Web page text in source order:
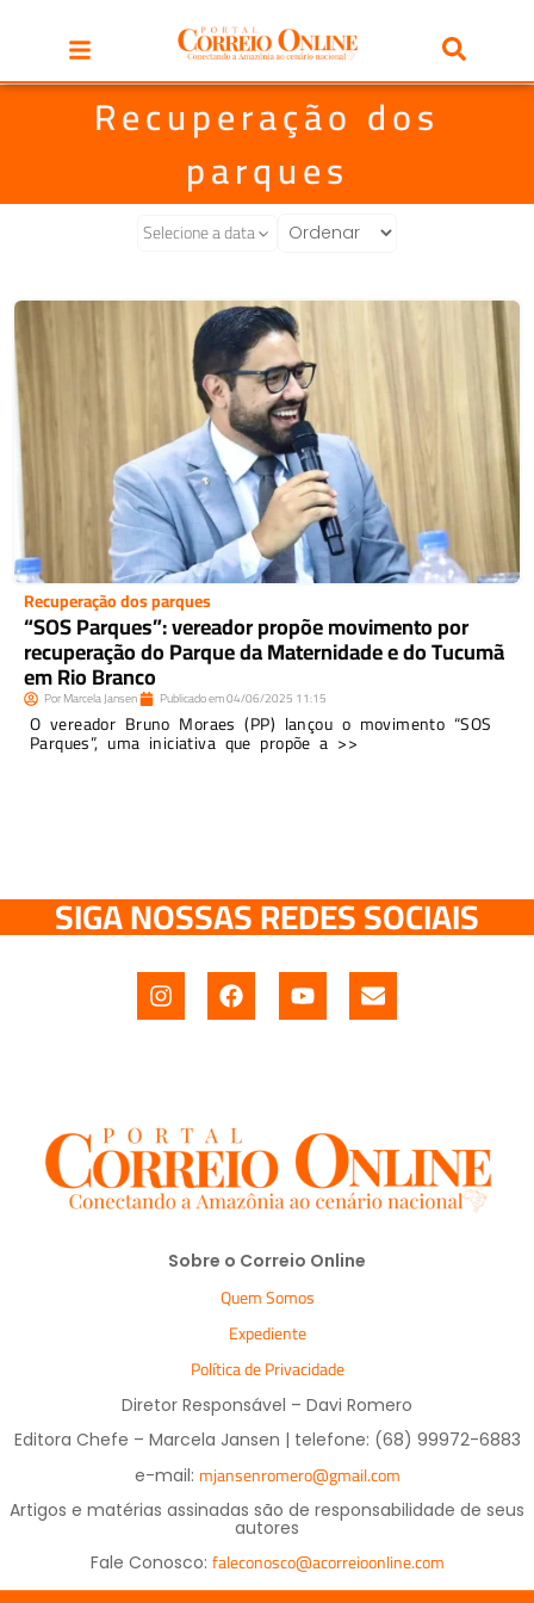
Recuperação dos
parques
Selecione a data
Recuperação dos parques
“SOS Parques”: vereador propõe movimento por
recuperação do Parque da Maternidade e do Tucumã
em Rio Branco
PorMarcela Jansen Publicado em04/06/2025 11:15
O vereador Bruno Moraes (PP) lançou o movimento “SOS
Parques”, uma iniciativa que propõe a >>
SIGA NOSSAS REDES SOCIAIS
Sobre o Correio Online
Quem Somos
Expediente
Política de Privacidade
Diretor Responsável – Davi Romero
Editora Chefe – Marcela Jansen | telefone: (68) 99972-6883
e-mail: mjansenromero@gmail.com
Artigos e matérias assinadas são de responsabilidade de seus
autores
Fale Conosco: faleconosco@acorreioonline.com